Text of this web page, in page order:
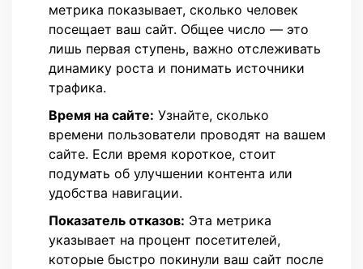
метрика показывает, сколько человек
посещает ваш сайт. Общее число — это
лишь первая ступень, важно отслеживать
динамику роста и понимать источники
трафика.
Время на сайте: Узнайте, сколько
времени пользователи проводят на вашем
сайте. Если время короткое, стоит
подумать об улучшении контента или
удобства навигации.
Показатель отказов: Эта метрика
указывает на процент посетителей,
которые быстро покинули ваш сайт после